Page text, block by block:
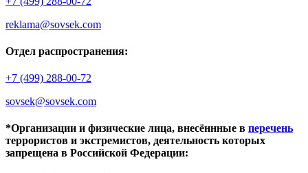
reklama@sovsek.com
Отдел распространения:
+7 (499) 288-00-72
sovsek@sovsek.com
*Организации и физические лица, внесённные в перечень
террористов и экстремистов, деятельность которых
запрещена в Российской Федерации: